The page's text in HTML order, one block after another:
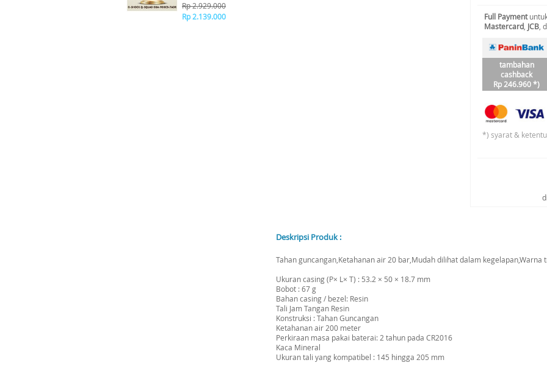
Rp 2.929.000
Rp 2.139.000
Full Payment
Mastercard JCB ,
tambahan
cashback
Rp 246.960 *)
*) syarat &
Deskripsi Produk :
Tahan guncangan,Ketahanan air 20 bar,Mudah dilihat dalam kegelapan,Warna
Ukuran casing (P× L× T) : 53.2 × 50 × 18.7 mm
Bobot : 67 g
Bahan casing / bezel: Resin
Tali Jam Tangan Resin
Konstruksi : Tahan Guncangan
Ketahanan air 200 meter
Perkiraan masa pakai baterai: 2 tahun pada CR2016
Kaca Mineral
Ukuran tali yang kompatibel : 145 hingga 205 mm